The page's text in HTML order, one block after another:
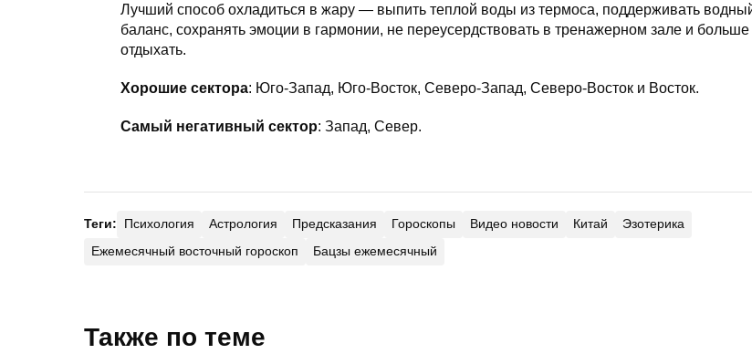
Лучший способ охладиться в жару — выпить теплой воды из термоса, поддерживать
баланс, сохранять эмоции в гармонии, не переусердствовать в тренажерном зале и больше
отдыхать.
Хорошие сектора: Юго-Запад, Юго-Восток, Северо-Запад, Северо-Восток и Восток.
Самый негативный сектор: Запад, Север.
Теги: Психология Астрология Предсказания Гороскопы Видео новости Китай
Эзотерика
Ежемесячный восточный гороскоп
Бацзы ежемесячный
Также по теме